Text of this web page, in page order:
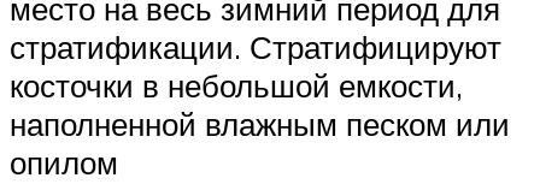
место на весь зимний период для
стратификации. Стратифицируют
косточки в небольшой емкости,
наполненной влажным песком или
опилом